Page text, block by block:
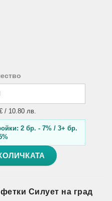
/ 10.80 лв.
2 бр. - 7% / 3+ бр.
Силует на град